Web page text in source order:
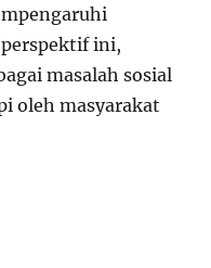
ini,
masalah sosial
oleh masyarakat